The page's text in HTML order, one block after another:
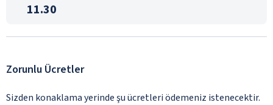
11.30
Zorunlu Ücretler
Sizden konaklama yerinde şu ücretleri ödemeniz istenecektir.